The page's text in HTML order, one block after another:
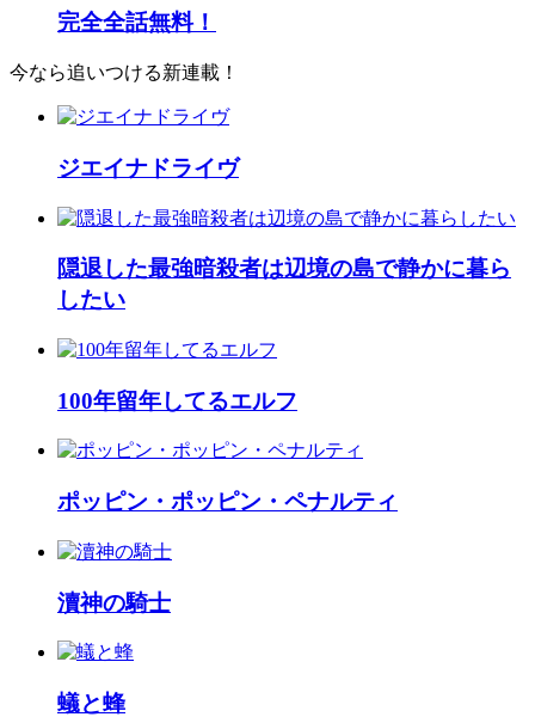
完全全話無料！
今なら追いつける新連載！
ジエイナドライヴ
隠退した最強暗殺者は辺境の島で静かに暮ら
したい
100年留年してるエルフ
ポッピン・ポッピン・ペナルティ
瀆神の騎士
蟻と蜂